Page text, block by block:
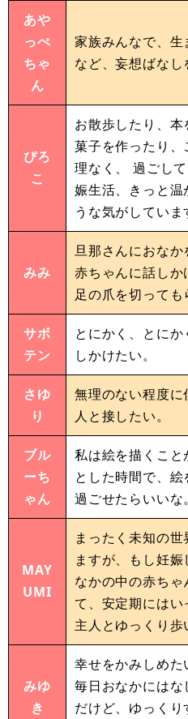
あや
っぺ
ちゃ
ん
家族みんなで、生
など、妄想ばなし
ぴろ
こ
お散歩したり、
菓子を作ったり
理なく、 過ごし
娠生活、きっと温
うな気がしていま
みみ
旦那さんにおなか
赤ちゃんに話し
足の爪を切っても
サボ
テン
とにかく、とに
しかけたい。
さゆ
り
無理のない程度
人と接したい。
ブル
ーち
ゃん
私は絵を描くこと
とした時間で、
過ごせたらいいな。
MAY
UMI
まったく未知の
ますが、もし妊
なかの中の赤ち
て、安定期には
主人とゆっくり歩
みゆ
き
幸せをかみしめ
毎日おなかには
だけど、ゆっく